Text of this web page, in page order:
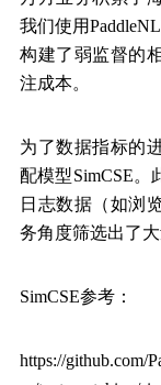
我们使用
构建了弱监督的
注成本。
为了数据指标的
配模型SimCSE
日志数据（如浏
务角度筛选出了大
SimCSE参考：
https://github.com/